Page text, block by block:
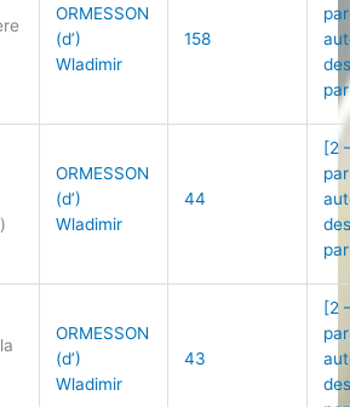
ORMESSON
(d’)
Wladimir
158
par
ORMESSON
(d’)
Wladimir
44
[2
par
ORMESSON
(d’)
Wladimir
43
[2
par